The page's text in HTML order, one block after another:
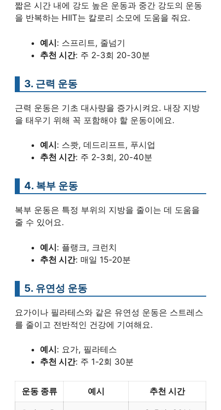
짧은 시간 내에 강도 높은 운동과 중간 강도의 운동
을 반복하는 HIIT는 칼로리 소모에 도움을 줘요.
예시: 스프리트, 줄넘기
추천 시간: 주 2-3회 20-30분
3. 근력 운동
근력 운동은 기초 대사량을 증가시켜요. 내장 지방
을 태우기 위해 꼭 포함해야 할 운동이에요.
예시 : 스쾃, 데드리프트, 푸시업
추천 시간: 주 2-3회, 20-40분
4. 복부 운동
복부 운동은 특정 부위의 지방을 줄이는 데 도움을
줄 수 있어요.
예시: 플랭크, 크런치
추천 시간: 매일 15-20분
5. 유연성 운동
요가이나 필라테스와 같은 유연성 운동은 스트레스
를 줄이고 전반적인 건강에 기여해요.
예시 : 요가, 필라테스
추천 시간: 주 1-2회 30분
운동 종류 예시 추천 시간